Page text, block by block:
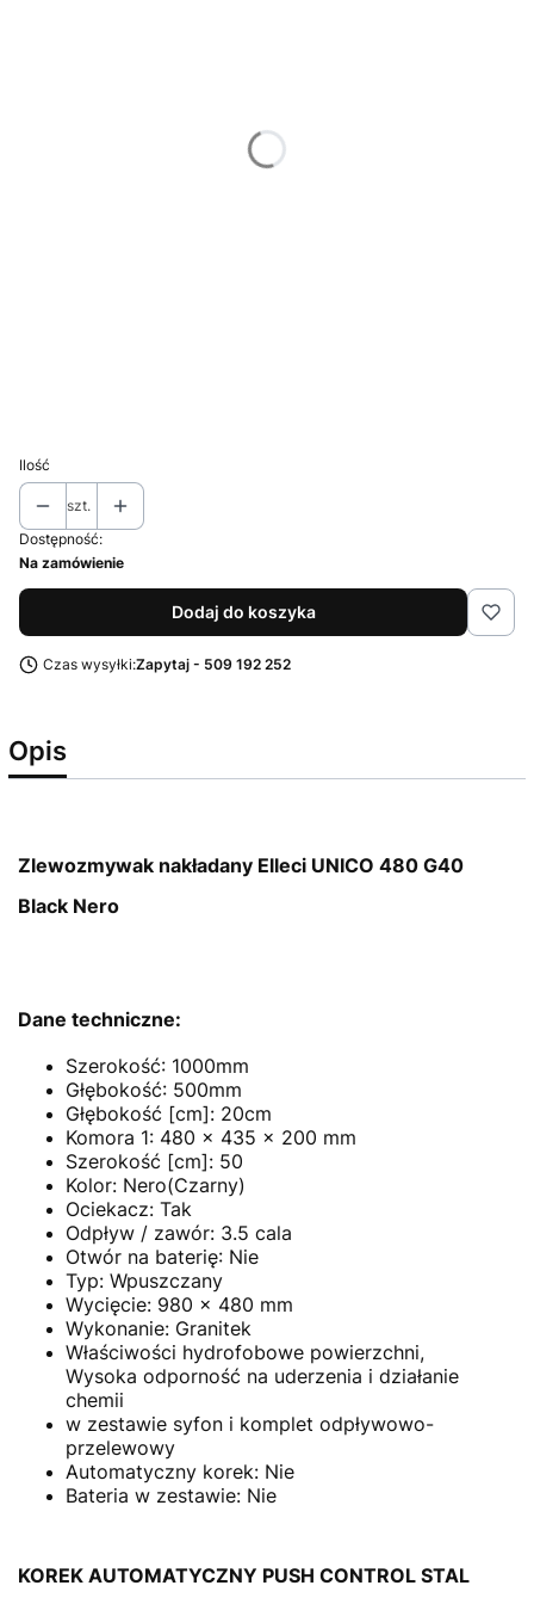
Ilość
szt.
Dostępność:
Na zamówienie
Dodaj do koszyka
Czas wysyłki:Zapytaj - 509 192 252
Opis
Zlewozmywak nakładany Elleci UNICO 480 G40
Black Nero
Dane techniczne:
Szerokość: 1000mm
Głębokość: 500mm
Głębokość [cm]: 20cm
Komora 1: 480 x 435 x 200 mm
Szerokość [cm]: 50
Kolor: Nero(Czarny)
Ociekacz: Tak
Odpływ / zawór: 3.5 cala
Otwór na baterię: Nie
Typ: Wpuszczany
Wycięcie: 980 x 480 mm
Wykonanie: Granitek
Właściwości hydrofobowe powierzchni,
Wysoka odporność na uderzenia i działanie
chemii
w zestawie syfon i komplet odpływowo-
przelewowy
Automatyczny korek: Nie
Bateria w zestawie: Nie
KOREK AUTOMATYCZNY PUSH CONTROL STAL